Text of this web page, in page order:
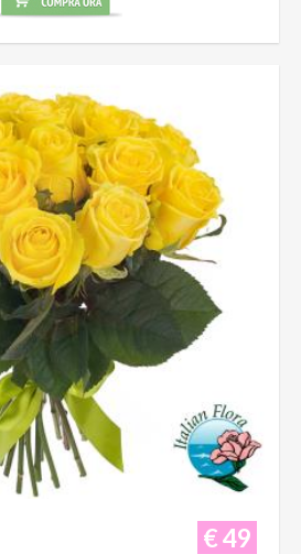
€ 49